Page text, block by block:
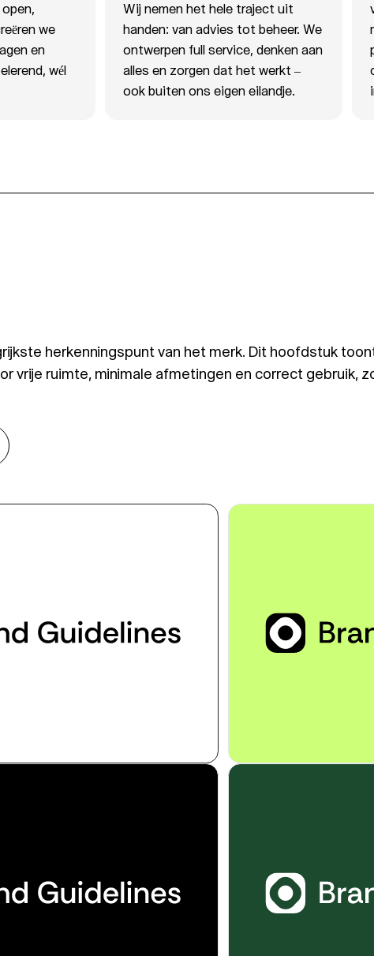
we
en
wél
Wij nemen het hele traject uit
handen: van advies tot beheer. We
ontwerpen full service, denken aan
alles en zorgen dat het werkt –
ook buiten ons eigen eilandje.
herkenningspunt van het merk. Dit hoofdstuk
vrije ruimte, minimale afmetingen en correct gebruik,